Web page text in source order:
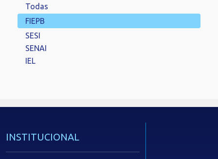
Todas
FIEPB
SESI
SENAI
IEL
INSTITUCIONAL